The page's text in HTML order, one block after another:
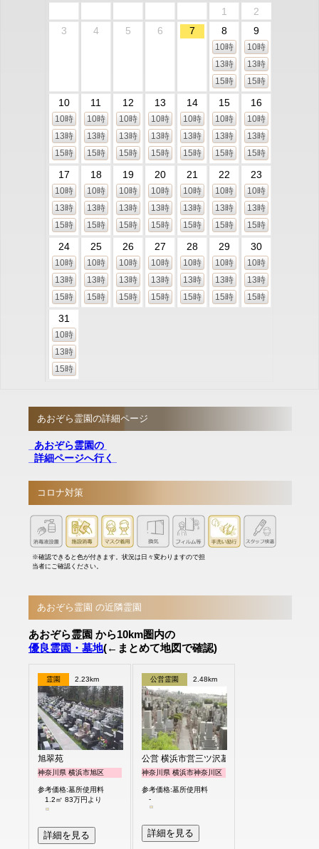
1
2
3
4 5 6 7 8
10時
13時
15時
9
10時
13時
15時
10
10時
13時
15時
11
10時
13時
15時
12
10時
13時
15時
13
10時
13時
15時
14
10時
13時
15時
15
10時
13時
15時
16
10時
13時
15時
17
10時
13時
15時
18
10時
13時
15時
19
10時
13時
15時
20
10時
13時
15時
21
10時
13時
15時
22
10時
13時
15時
23
10時
13時
15時
24
10時
13時
15時
25
10時
13時
15時
26
10時
13時
15時
27
10時
13時
15時
28
10時
13時
15時
29
10時
13時
15時
30
10時
13時
15時
31
10時
13時
15時
あおぞら霊園の詳細ページ
あおぞら霊園の
詳細ページへ行く
コロナ対策
※確認できると色が付きます。状況は日々変わりますので担
当者にご確認ください。
あおぞら霊園 の近隣霊園
あおぞら霊園 から10km圏内の
優良霊園・墓地(←まとめて地図で確認)
霊園 2.23km
旭翠苑
神奈川県 横浜市旭区
参考価格:墓所使用料
1.2㎡ 83万円より
詳細を見る
公営霊園 2.48km
公営 横浜市営三ツ沢墓地
神奈川県 横浜市神奈川区
参考価格:墓所使用料
-
詳細を見る